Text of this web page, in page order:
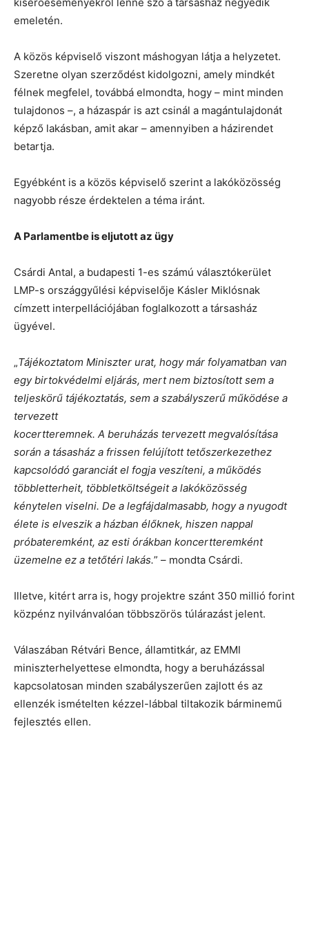
emeletén.
A közös képviselő viszont máshogyan látja a helyzetet.
Szeretne olyan szerződést kidolgozni, amely mindkét
félnek megfelel, továbbá elmondta, hogy – mint minden
tulajdonos –, a házaspár is azt csinál a magántulajdonát
képző lakásban, amit akar – amennyiben a házirendet
betartja.
Egyébként is a közös képviselő szerint a lakóközösség
nagyobb része érdektelen a téma iránt.
A Parlamentbe is eljutott az ügy
Csárdi Antal, a budapesti 1-es számú választókerület
LMP-s országgyűlési képviselője Kásler Miklósnak
címzett interpellációjában foglalkozott a társasház
ügyével.
„Tájékoztatom Miniszter urat, hogy már folyamatban van
egy birtokvédelmi eljárás, mert nem biztosított sem a
teljeskörű tájékoztatás, sem a szabályszerű működése a
tervezett
kocertteremnek. A beruházás tervezett megvalósítása
során a tásasház a frissen felújított tetőszerkezethez
kapcsolódó garanciát el fogja veszíteni, a működés
többletterheit, többletköltségeit a lakóközösség
kénytelen viselni. De a legfájdalmasabb, hogy a nyugodt
élete is elveszik a házban élőknek, hiszen nappal
próbateremként, az esti órákban koncertteremként
üzemelne ez a tetőtéri lakás.” – mondta Csárdi.
Illetve, kitért arra is, hogy projektre szánt 350 millió forint
közpénz nyilvánvalóan többszörös túlárazást jelent.
Válaszában Rétvári Bence, államtitkár, az EMMI
miniszterhelyettese elmondta, hogy a beruházással
kapcsolatosan minden szabályszerűen zajlott és az
ellenzék ismételten kézzel-lábbal tiltakozik bárminemű
fejlesztés ellen.